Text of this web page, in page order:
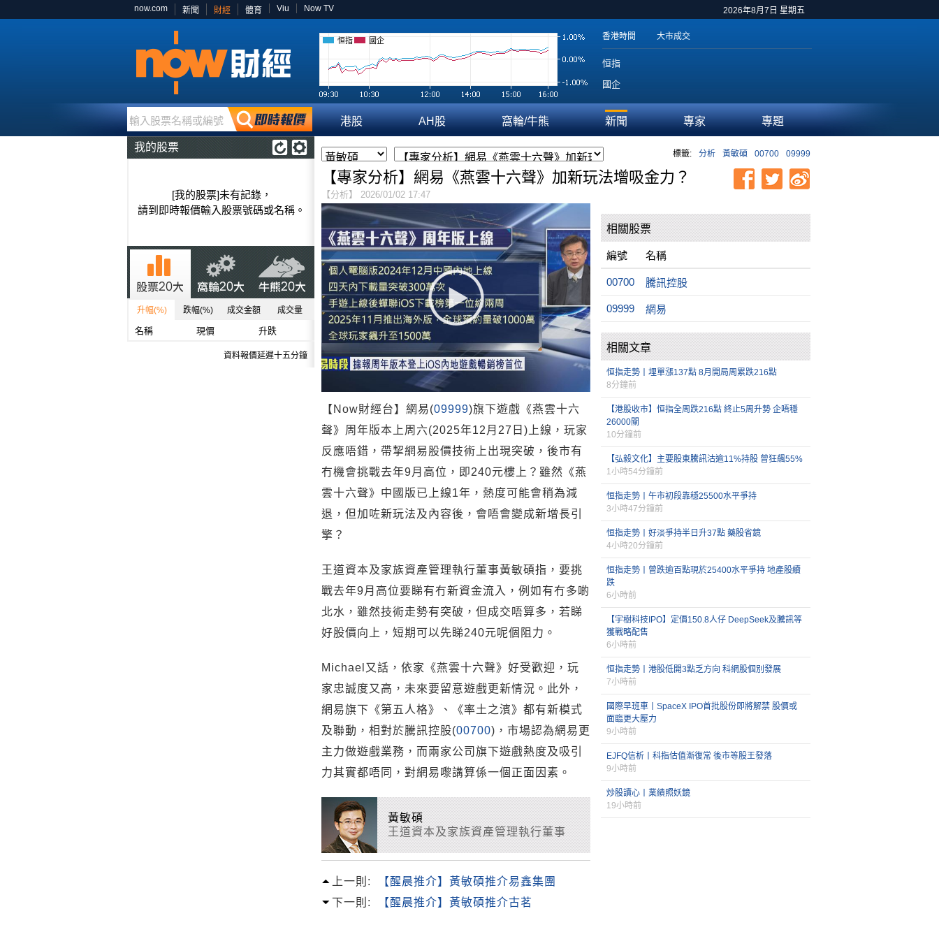
2026年8月7日 星期五
now.com 新聞 財經 體育 Viu Now TV
恒指 國企 香港時間 大市成交
恒指
國企
輸入股票名稱或編號 港股 AH股 窩輪/牛熊 新聞 專家 專題
我的股票
[我的股票]未有記錄，
請到即時報價輸入股票號碼或名稱。
升幅(%) 跌幅(%) 成交金額 成交量
名稱 現價 升跌
資料報價延遲十五分鐘
標籤: 分析 黃敏碩 00700 09999
【專家分析】網易《燕雲十六聲》加新玩法增吸金力？
【分析】 2026/01/02 17:47
【Now財經台】網易(09999)旗下遊戲《燕雲十六
聲》周年版本上周六(2025年12月27日)上線，玩家
反應唔錯，帶挈網易股價技術上出現突破，後市有
冇機會挑戰去年9月高位，即240元樓上？雖然《燕
雲十六聲》中國版已上線1年，熱度可能會稍為減
退，但加咗新玩法及內容後，會唔會變成新增長引
擎？
王道資本及家族資產管理執行董事黃敏碩指，要挑
戰去年9月高位要睇有冇新資金流入，例如有冇多啲
北水，雖然技術走勢有突破，但成交唔算多，若睇
好股價向上，短期可以先睇240元呢個阻力。
Michael又話，依家《燕雲十六聲》好受歡迎，玩
家忠誠度又高，未來要留意遊戲更新情況。此外，
網易旗下《第五人格》、《率土之濱》都有新模式
及聯動，相對於騰訊控股(00700)，市場認為網易更
主力做遊戲業務，而兩家公司旗下遊戲熱度及吸引
力其實都唔同，對網易嚟講算係一個正面因素。
黃敏碩
王道資本及家族資產管理執行董事
上一則:
【醒晨推介】黃敏碩推介易鑫集團
下一則:
【醒晨推介】黃敏碩推介古茗
相關股票
編號 名稱
00700 騰訊控股
09999 網易
相關文章
恒指走勢丨埋單漲137點 8月開局周累跌216點
8分鐘前
【港股收市】恒指全周跌216點 終止5周升勢 企唔穩
26000關
10分鐘前
【弘毅文化】主要股東騰訊沽逾11%持股 曾狂飆55%
1小時54分鐘前
恒指走勢丨午市初段靠穩25500水平爭持
3小時47分鐘前
恒指走勢丨好淡爭持半日升37點 藥股省鏡
4小時20分鐘前
恒指走勢丨曾跌逾百點現於25400水平爭持 地產股續
跌
6小時前
【宇樹科技IPO】定價150.8人仔 DeepSeek及騰訊等
獲戰略配售
6小時前
恒指走勢丨港股低開3點乏方向 科網股個別發展
7小時前
國際早班車丨SpaceX IPO首批股份即將解禁 股價或
面臨更大壓力
9小時前
EJFQ信析丨科指估值漸復常 後市等股王發落
9小時前
炒股讀心丨業績照妖鏡
19小時前